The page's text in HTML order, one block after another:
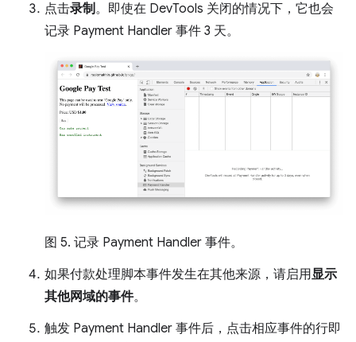
点击录制。即使在 DevTools 关闭的情况下，它也会
记录 Payment Handler 事件 3 天。
图 5. 记录 Payment Handler 事件。
如果付款处理脚本事件发生在其他来源，请启用显示
其他网域的事件。
触发 Payment Handler 事件后，点击相应事件的行即